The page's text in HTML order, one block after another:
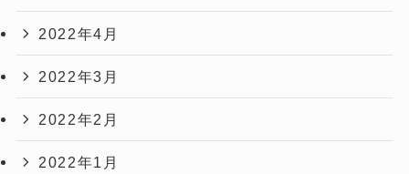
2022年4月
2022年3月
2022年2月
2022年1月